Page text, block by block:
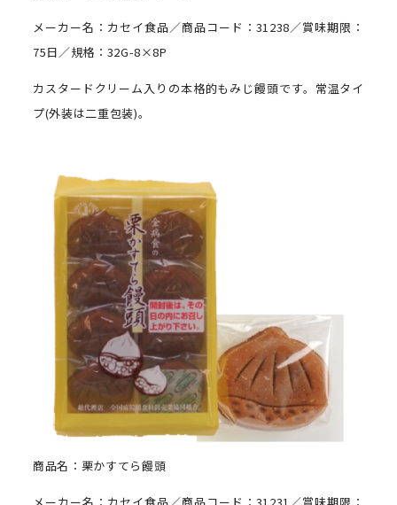
メーカー名：カセイ食品／商品コード：31238／賞味期限：
75日／規格：32G-8×8P
カスタードクリーム入りの本格的もみじ饅頭です。常温タイ
プ(外装は二重包装)。
商品名：栗かすてら饅頭